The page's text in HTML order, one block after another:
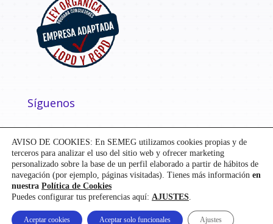
Síguenos
Diseñado y desarrollado porMensaje| ©SEMEG
AVISO DE COOKIES: En SEMEG utilizamos cookies propias y de
terceros para analizar el uso del sitio web y ofrecer marketing
personalizado sobre la base de un perfil elaborado a partir de hábitos de
navegación (por ejemplo, páginas visitadas). Tienes más información en
nuestra Política de Cookies
Puedes configurar tus preferencias aquí: AJUSTES.
Aceptar cookies Aceptar solo funcionales Ajustes